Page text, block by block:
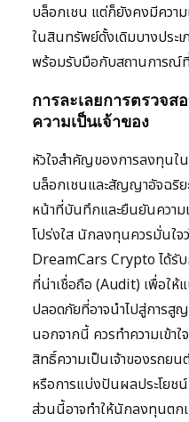
บล็อกเชน แต่ก็ยังคงมีควา
ในสินทรัพย์ดั้งเดิมบางประ
พร้อมรับมือกับสถานการณ์
การละเลยการตรวจ
ความเป็นเจ้าของ
หัวใจสำคัญของการลงทุนใ
บล็อกเชนและสัญญาอัจฉริ
หน้าที่บันทึกและยืนยันความ
โปร่งใส นักลงทุนควรมั่นใ
DreamCars Crypto ได้รั
ที่น่าเชื่อถือ (Audit) เพื่อให้
ปลอดภัยที่อาจนำไปสู่การสู
นอกจากนี้ ควรทำความเข้า
สิทธิ์ความเป็นเจ้าของรถย
หรือการแบ่งปันผลประโยชน์
ส่วนนี้อาจทำให้นักลงทุนตก